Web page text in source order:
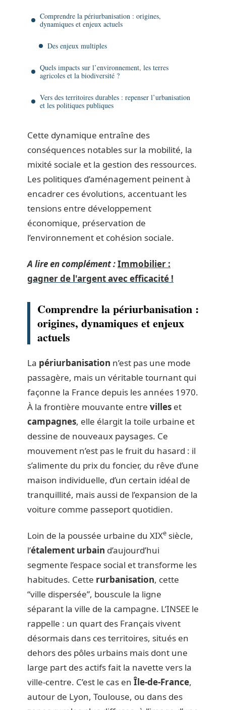
Comprendre la périurbanisation : origines,
dynamiques et enjeux actuels
Des enjeux multiples
Quels impacts sur l’environnement, les terres
agricoles et la biodiversité ?
Vers des territoires durables : repenser l’urbanisation
et les politiques publiques
Cette dynamique entraîne des
conséquences notables sur la mobilité, la
mixité sociale et la gestion des ressources.
Les politiques d’aménagement peinent à
encadrer ces évolutions, accentuant les
tensions entre développement
économique, préservation de
l’environnement et cohésion sociale.
A lire en complément :Immobilier :
gagner de l'argent avec efficacité !
Comprendre la périurbanisation :
origines, dynamiques et enjeux
actuels
La périurbanisation n’est pas une mode
passagère, mais un véritable tournant qui
façonne la France depuis les années 1970.
À la frontière mouvante entre villes et
campagnes, elle élargit la toile urbaine et
dessine de nouveaux paysages. Ce
mouvement n’est pas le fruit du hasard : il
s’alimente du prix du foncier, du rêve d’une
maison individuelle, d’un certain idéal de
tranquillité, mais aussi de l’expansion de la
voiture comme passeport quotidien.
Loin de la poussée urbaine du XIXe siècle,
l’étalement urbain d’aujourd’hui
segmente l’espace social et transforme les
habitudes. Cette rurbanisation, cette
“ville dispersée”, bouscule la ligne
séparant la ville de la campagne. L’INSEE le
rappelle : un quart des Français vivent
désormais dans ces territoires, situés en
dehors des pôles urbains mais dont une
large part des actifs fait la navette vers la
ville-centre. C’est le cas en Île-de-France,
autour de Lyon, Toulouse, ou dans des